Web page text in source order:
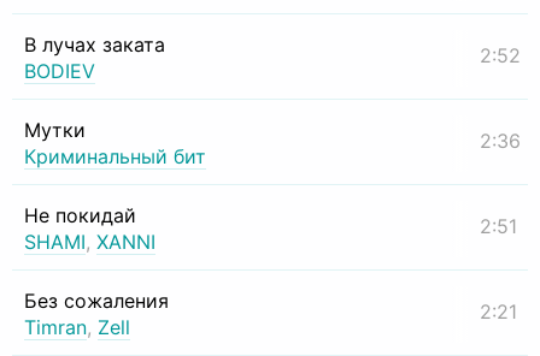
В лучах заката
BODIEV
2:52
Мутки
Криминальный бит
2:36
Не покидай
SHAMI, XANNI
2:51
Без сожаления
Timran, Zell
2:21